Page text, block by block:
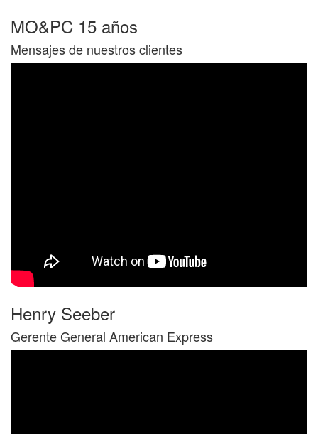
MO&PC 15 años
Mensajes de nuestros clientes
Henry Seeber
Gerente General American Express